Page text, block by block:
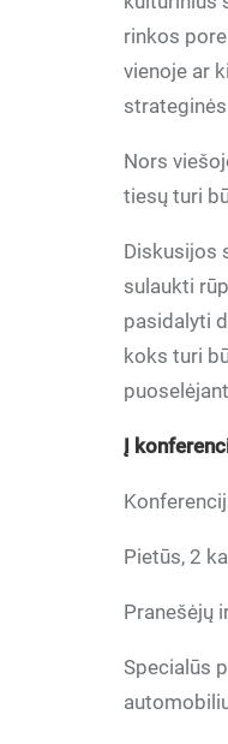
rinkos
vienoje ar
Nors
tiesų turi
Diskusijos
sulaukti
pasidalyti
koks turi
Į
Pietūs, 2
Pranešėjų
Specialūs